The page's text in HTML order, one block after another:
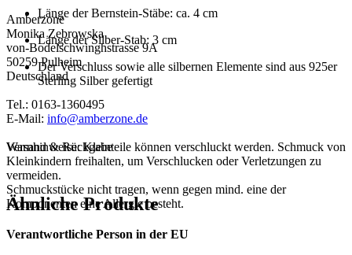
Länge der Bernstein-Stäbe: ca. 4 cm
Länge der Silber-Stab: 3 cm
Der Verschluss sowie alle silbernen Elemente sind aus 925er
Sterling Silber gefertigt
Amberzone
Monika Zebrowska
von-Bodelschwinghstrasse 9A
50259 Pulheim
Deutschland
Tel.: 0163-1360495
E-Mail: info@amberzone.de
Warnhinweise: Kleinteile können verschluckt werden. Schmuck von
Kleinkindern freihalten, um Verschlucken oder Verletzungen zu
vermeiden.
Schmuckstücke nicht tragen, wenn gegen mind. eine der
Komponenten eine Allergie besteht.
Verantwortliche Person in der EU
Versand & Rückgabe
Ähnliche Produkte